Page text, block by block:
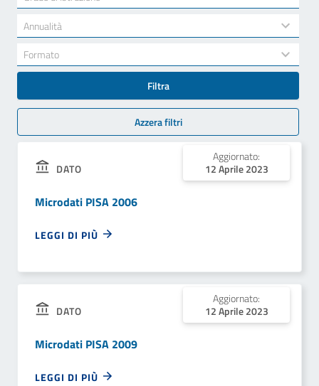
results
Annualità
34
results
available
Formato
results
available
Filtra
Azzera filtri
DATO
Aggiornato:
12 Aprile 2023
Microdati PISA 2006
LEGGI DI PIÙ
DATO
Aggiornato:
12 Aprile 2023
Microdati PISA 2009
LEGGI DI PIÙ